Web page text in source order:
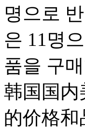
명으로
은 11명
품을 구
韩国国内
的价格